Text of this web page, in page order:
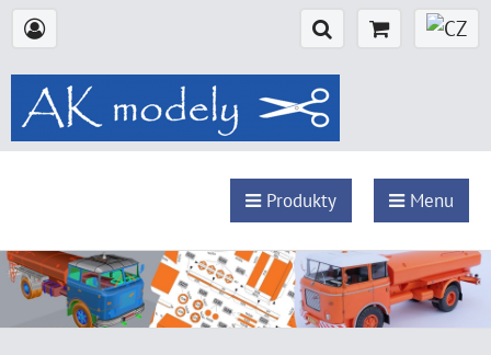
Produkty Menu